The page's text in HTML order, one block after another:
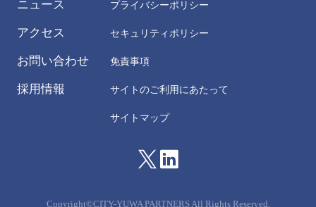
ニュース
アクセス
お問い合わせ
採用情報
プライバシーポリシー
セキュリティポリシー
免責事項
サイトのご利用にあたって
サイトマップ
Copyright©CITY-YUWA PARTNERS All Rights Reserved.